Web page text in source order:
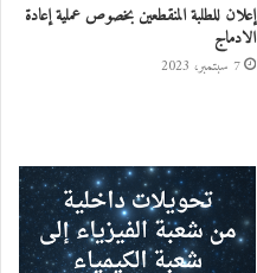
إعلان للطلبة المنقطعين بخصوص عملية إعادة
الادماج
7 سبتمبر، 2023